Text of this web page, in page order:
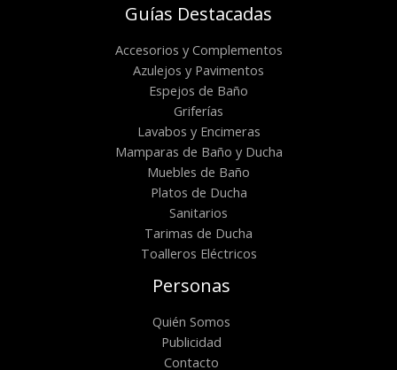
Guías Destacadas
Accesorios y Complementos
Azulejos y Pavimentos
Espejos de Baño
Griferías
Lavabos y Encimeras
Mamparas de Baño y Ducha
Muebles de Baño
Platos de Ducha
Sanitarios
Tarimas de Ducha
Toalleros Eléctricos
Personas
Quién Somos
Publicidad
Contacto